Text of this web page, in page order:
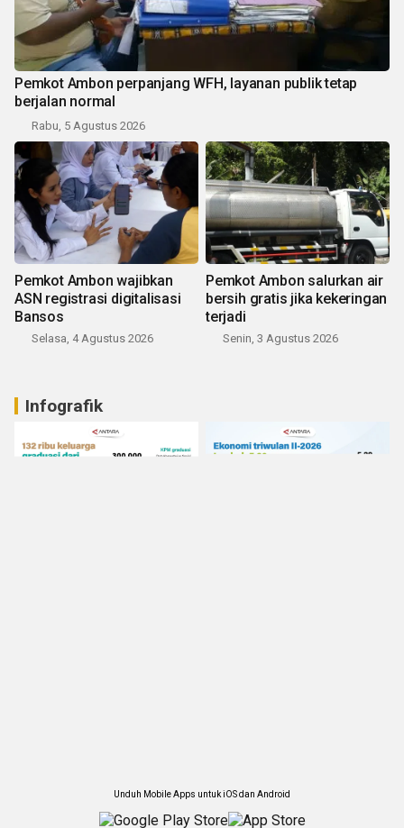
Pemkot Ambon perpanjang WFH, layanan publik tetap
berjalan normal
Rabu, 5 Agustus 2026
Pemkot Ambon wajibkan
ASN registrasi digitalisasi
Bansos
Selasa, 4 Agustus 2026
Pemkot Ambon salurkan air
bersih gratis jika kekeringan
terjadi
Senin, 3 Agustus 2026
Infografik
Unduh Mobile Apps untuk iOS dan Android